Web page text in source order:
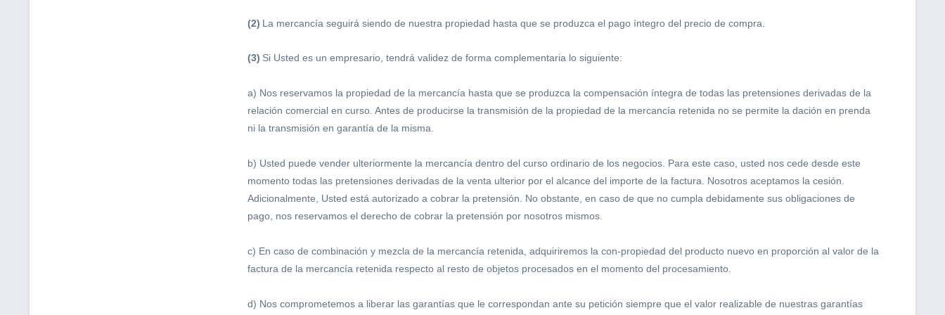
(2) La mercancía seguirá siendo de nuestra propiedad hasta que se produzca el pago íntegro del precio de compra.
(3) Si Usted es un empresario, tendrá validez de forma complementaria lo siguiente:
a) Nos reservamos la propiedad de la mercancía hasta que se produzca la compensación íntegra de todas las pretensiones derivadas de la
relación comercial en curso. Antes de producirse la transmisión de la propiedad de la mercancía retenida no se permite la dación en prenda
ni la transmisión en garantía de la misma.
b) Usted puede vender ulteriormente la mercancía dentro del curso ordinario de los negocios. Para este caso, usted nos cede desde este
momento todas las pretensiones derivadas de la venta ulterior por el alcance del importe de la factura. Nosotros aceptamos la cesión.
Adicionalmente, Usted está autorizado a cobrar la pretensión. No obstante, en caso de que no cumpla debidamente sus obligaciones de
pago, nos reservamos el derecho de cobrar la pretensión por nosotros mismos.
c) En caso de combinación y mezcla de la mercancía retenida, adquiriremos la con-propiedad del producto nuevo en proporción al valor de la
factura de la mercancía retenida respecto al resto de objetos procesados en el momento del procesamiento.
d) Nos comprometemos a liberar las garantías que le correspondan ante su petición siempre que el valor realizable de nuestras garantías